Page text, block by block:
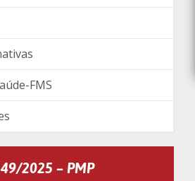
FMS
2025 – PMP